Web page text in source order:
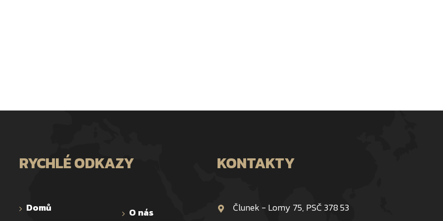
RYCHLÉ ODKAZY
Domů
O nás
KONTAKTY
Člunek - Lomy 75, PSČ 378 53